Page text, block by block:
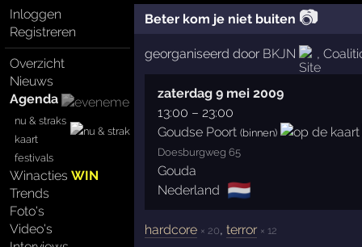
Inloggen
Registreren
Overzicht
Nieuws
Agenda
nu & straks
kaart
festivals
WinactiesWIN
Trends
Foto's
Video's
Beter kom je niet buiten 📷
georganiseerd door BKJN ,
zaterdag 9 mei 2009
13:00 – 23:00
Goudse Poort (binnen)
Doesburgweg 65
Gouda
Nederland 🇳🇱
hardcore × 20, terror × 12